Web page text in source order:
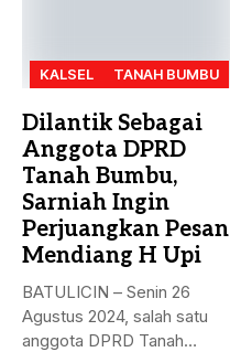
KALSEL TANAH BUMBU
Dilantik Sebagai
Anggota DPRD
Tanah Bumbu,
Sarniah Ingin
Perjuangkan Pesan
Mendiang H Upi
BATULICIN – Senin 26
Agustus 2024, salah satu
anggota DPRD Tanah